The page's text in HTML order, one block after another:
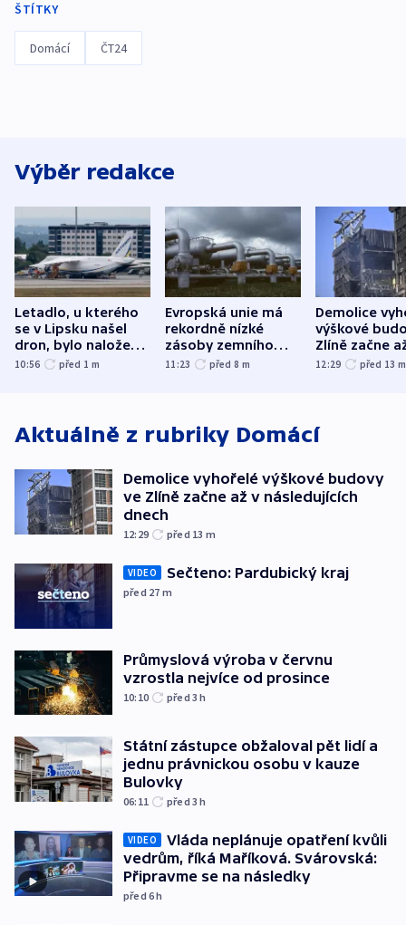
ŠTÍTKY
Domácí ČT24
Výběr redakce
Letadlo, u kterého
se v Lipsku našel
dron, bylo naložené
municí, píší média
10:56 před 1 m
Evropská unie má
rekordně nízké
zásoby zemního
plynu
11:23 před 8 m
Demolice
výškové
Zlíně začne
následujících
12:29 před 13 m
Aktuálně z rubriky Domácí
Demolice vyhořelé výškové budovy
ve Zlíně začne až v následujících
dnech
12:29 před 13 m
VIDEO Sečteno: Pardubický kraj
před 27 m
Průmyslová výroba v červnu
vzrostla nejvíce od prosince
10:10 před 3h
Státní zástupce obžaloval pět lidí a
jednu právnickou osobu v kauze
Bulovky
06:11 před 3h
VIDEO
Vláda neplánuje opatření kvůli
vedrům, říká Maříková. Svárovská:
Připravme se na následky
před 6h